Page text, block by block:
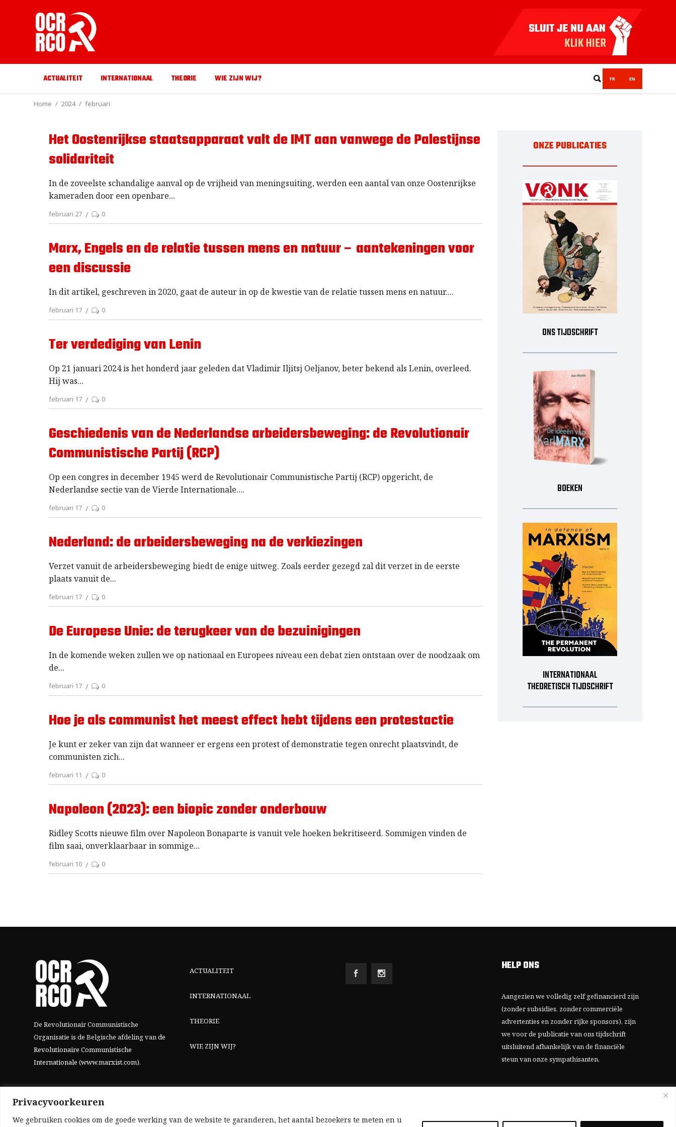
Privacyvoorkeuren
We gebruiken cookies om de goede werking van de website te garanderen, het aantal bezoekers te meten en u
ACTUALITEIT INTERNATIONAAL THEORIE WIE ZIJN WIJ? FR EN
Home 2024 februari
Het Oostenrijkse staatsapparaat valt de IMT aan vanwege de Palestijnse
solidariteit
In de zoveelste schandalige aanval op de vrijheid van meningsuiting, werden een aantal van onze Oostenrijkse
kameraden door een openbare
februari 27 0
Marx, Engels en de relatie tussen mens en natuur – aantekeningen voor
een discussie
In dit artikel, geschreven in 2020, gaat de auteur in op de kwestie van de relatie tussen mens en natuur.
februari 17 0
Ter verdediging van Lenin
Op 21 januari 2024 is het honderd jaar geleden dat Vladimir Iljitsj Oeljanov, beter bekend als Lenin, overleed.
Hij was
februari 17 0
Geschiedenis van de Nederlandse arbeidersbeweging: de Revolutionair
Communistische Partij (RCP)
Op een congres in december 1945 werd de Revolutionair Communistische Partij (RCP) opgericht, de
Nederlandse sectie van de Vierde Internationale.
februari 17 0
Nederland: de arbeidersbeweging na de verkiezingen
Verzet vanuit de arbeidersbeweging biedt de enige uitweg. Zoals eerder gezegd zal dit verzet in de eerste
plaats vanuit de
februari 17 0
De Europese Unie: de terugkeer van de bezuinigingen
In de komende weken zullen we op nationaal en Europees niveau een debat zien ontstaan over de noodzaak om
de
februari 17 0
Hoe je als communist het meest effect hebt tijdens een protestactie
Je kunt er zeker van zijn dat wanneer er ergens een protest of demonstratie tegen onrecht plaatsvindt, de
communisten zich
februari 11 0
Napoleon (2023): een biopic zonder onderbouw
Ridley Scotts nieuwe film over Napoleon Bonaparte is vanuit vele hoeken bekritiseerd. Sommigen vinden de
film saai, onverklaarbaar in sommige
februari 10 0
ONZE PUBLICATIES
ONS TIJDSCHRIFT
BOEKEN
INTERNATIONAAL
THEORETISCH TIJDSCHRIFT
De Revolutionair Communistische
Organisatie is de Belgische afdeling vande
Revolutionaire Communistische
Internationale (www.marxist.com).
ACTUALITEIT
INTERNATIONAAL
THEORIE
WIE ZIJN WIJ?
HELP ONS
Aangezien we volledig zelf gefinancierd zijn
(zonder subsidies, zonder commerciële
advertenties en zonder rijke sponsors), zijn
we voor de publicatie van ons tijdschrift
uitsluitend afhankelijk van de financiële
steun van onze sympathisanten.
Bij voorbaat dank voor uw solidariteit.